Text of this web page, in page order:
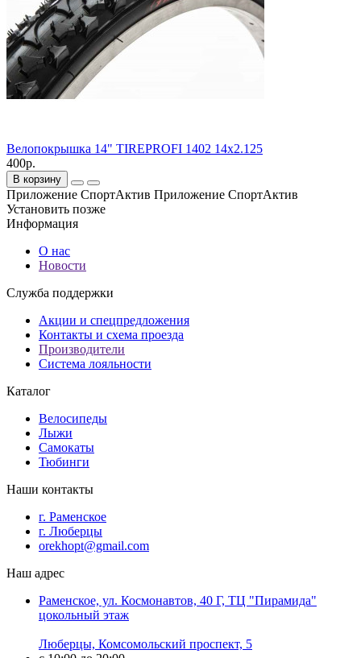
Велопокрышка 14" TIREPROFI 1402 14x2.125
400р.
В корзину
Приложение СпортАктив Приложение СпортАктив
Установить позже
Информация
О нас
Новости
Служба поддержки
Акции и спецпредложения
Контакты и схема проезда
Производители
Система лояльности
Каталог
Велосипеды
Лыжи
Самокаты
Тюбинги
Наши контакты
г. Раменское
г. Люберцы
orekhopt@gmail.com
Наш адрес
Раменское, ул. Космонавтов, 40 Г, ТЦ "Пирамида"
цокольный этаж
Люберцы, Комсомольский проспект, 5